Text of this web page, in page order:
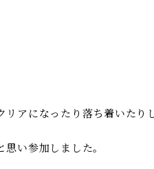
アになったり落ち着いたりし
い参加しました。